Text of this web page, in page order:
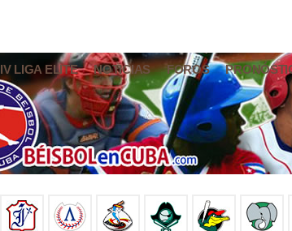
IV LIGA ELITE NOTICIAS FOROS